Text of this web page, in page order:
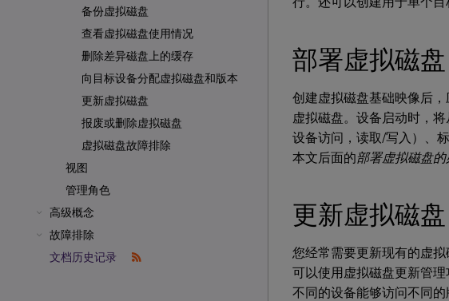
备份虚拟磁盘
查看虚拟磁盘使用情况
删除差异磁盘上的缓存
向目标设备分配虚拟磁盘和版本
更新虚拟磁盘
报废或删除虚拟磁盘
虚拟磁盘故障排除
视图
管理角色
高级概念
故障排除
文档历史记录
部署虚拟磁盘
创建虚拟磁盘基础映像后
虚拟磁盘。设备启动时，
设备访问，读取/写入）、
本文后面的部署虚拟磁盘
更新虚拟磁盘
您经常需要更新现有的虚
可以使用虚拟磁盘更新管
不同的设备能够访问不同